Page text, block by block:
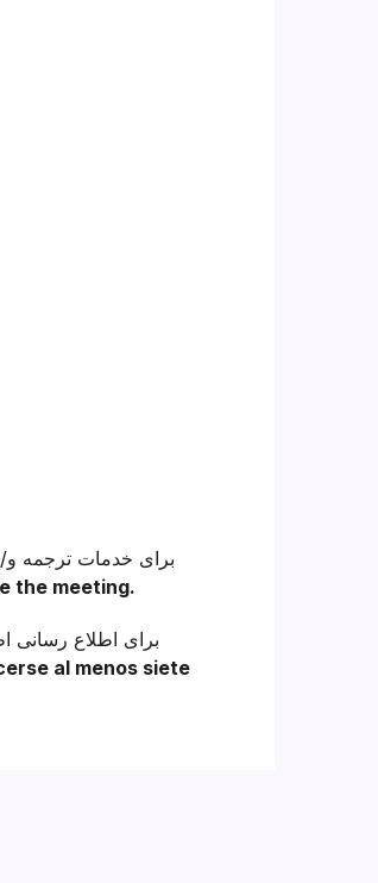
the meeting.
برای اطلاع رسانی
al menos siete